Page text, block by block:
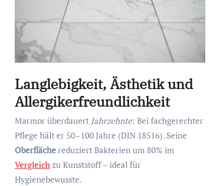
Langlebigkeit, Ästhetik und
Allergikerfreundlichkeit
Marmor überdauert Jahrzehnte: Bei fachgerechter
Pflege hält er 50–100 Jahre (DIN 18516). Seine
Oberflächereduziert Bakterien um 80% im
Vergleichzu Kunststoff – ideal für
Hygienebewusste.